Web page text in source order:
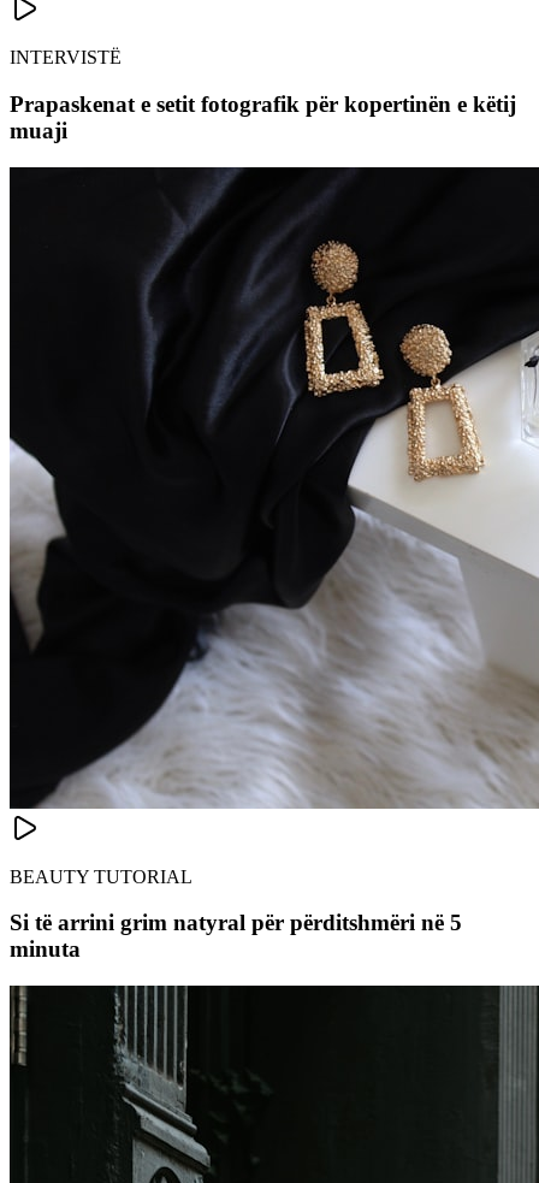
INTERVISTË
Prapaskenat e setit fotografik për kopertinën e këtij
muaji
BEAUTY TUTORIAL
Si të arrini grim natyral për përditshmëri në 5
minuta